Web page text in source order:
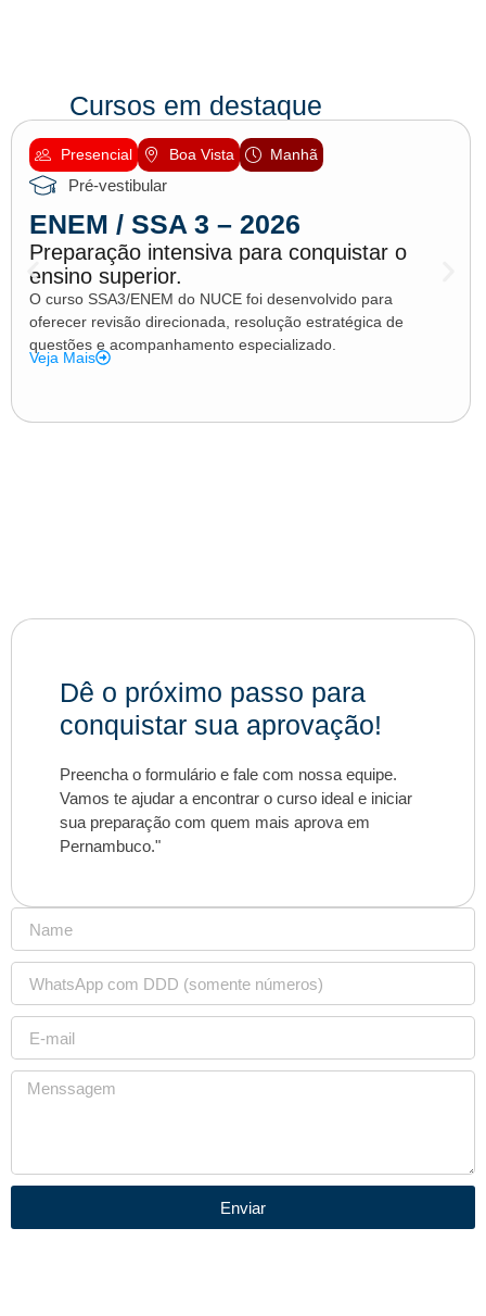
Cursos em destaque
Presencial Boa Vista Manhã
Pré-vestibular
ENEM / SSA 3 – 2026
Preparação intensiva para conquistar o
ensino superior.
O curso SSA3/ENEM do NUCE foi desenvolvido para
oferecer revisão direcionada, resolução estratégica de
questões e acompanhamento especializado.
Veja Mais
Dê o próximo passo para
conquistar sua aprovação!
Preencha o formulário e fale com nossa equipe.
Vamos te ajudar a encontrar o curso ideal e iniciar
sua preparação com quem mais aprova em
Pernambuco."
Enviar